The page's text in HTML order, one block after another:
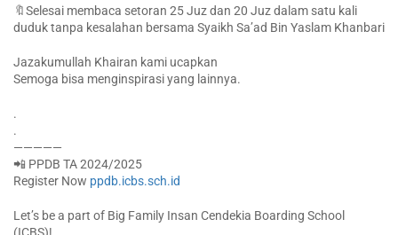
🔖Selesai membaca setoran 25 Juz dan 20 Juz dalam satu kali
duduk tanpa kesalahan bersama Syaikh Sa’ad Bin Yaslam Khanbari
Jazakumullah Khairan kami ucapkan
Semoga bisa menginspirasi yang lainnya.
.
.
—————
📲 PPDB TA 2024/2025
Register Now ppdb.icbs.sch.id
Let’s be a part of Big Family Insan Cendekia Boarding School